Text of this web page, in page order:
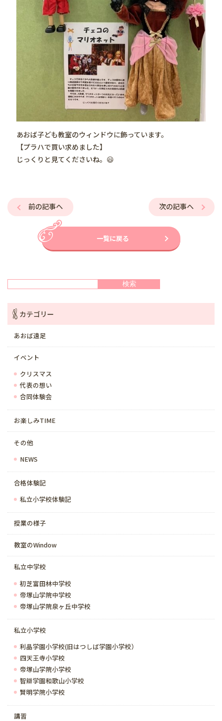
あおば子ども教室のウィンドウに飾っています。
【プラハで買い求めました】
じっくりと見てくださいね。😃
次の記事へ
前の記事へ
一覧に戻る
検索
カテゴリー
あおば遠足
イベント
クリスマス
代表の想い
合同体験会
お楽しみTIME
その他
NEWS
合格体験記
私立小学校体験記
授業の様子
教室のWindow
私立中学校
初芝富田林中学校
帝塚山学院中学校
帝塚山学院泉ヶ丘中学校
私立小学校
利晶学園小学校(旧はつしば学園小学校）
四天王寺小学校
帝塚山学院小学校
智辯学園和歌山小学校
賢明学院小学校
講習